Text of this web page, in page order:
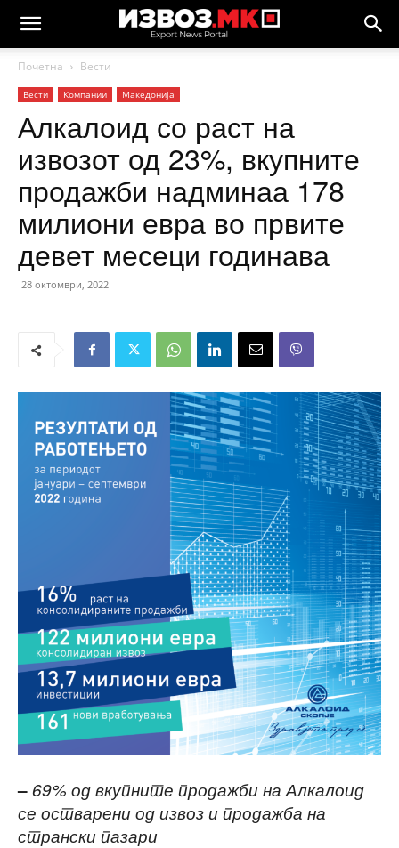
Почетна Вести
Вести Компании Македонија
Алкалоид со раст на
извозот од 23%, вкупните
продажби надминаа 178
милиони евра во првите
девет месеци годинава
28 октомври, 2022
–69% од вкупните продажби на Алкалоид
се остварени од извоз и продажба на
странски пазари